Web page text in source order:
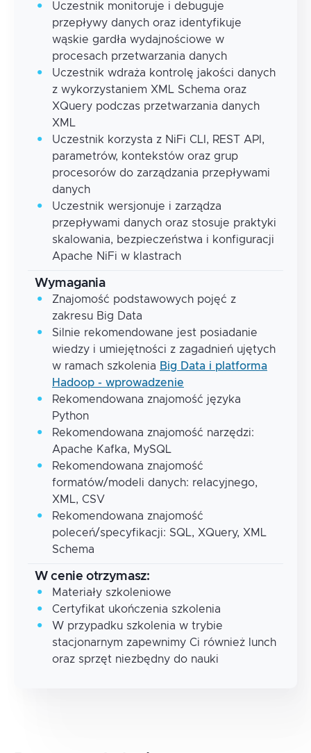
Uczestnik monitoruje i debuguje
przepływy danych oraz identyfikuje
wąskie gardła wydajnościowe w
procesach przetwarzania danych
Uczestnik wdraża kontrolę jakości danych
z wykorzystaniem XML Schema oraz
XQuery podczas przetwarzania danych
XML
Uczestnik korzysta z NiFi CLI, REST API,
parametrów, kontekstów oraz grup
procesorów do zarządzania przepływami
danych
Uczestnik wersjonuje i zarządza
przepływami danych oraz stosuje praktyki
skalowania, bezpieczeństwa i konfiguracji
Apache NiFi w klastrach
Wymagania
Znajomość podstawowych pojęć z
zakresu Big Data
Silnie rekomendowane jest posiadanie
wiedzy i umiejętności z zagadnień ujętych
w ramach szkolenia Big Data i platforma
Hadoop - wprowadzenie
Rekomendowana znajomość języka
Python
Rekomendowana znajomość narzędzi:
Apache Kafka, MySQL
Rekomendowana znajomość
formatów/modeli danych: relacyjnego,
XML, CSV
Rekomendowana znajomość
poleceń/specyfikacji: SQL, XQuery, XML
Schema
W cenie otrzymasz:
Materiały szkoleniowe
Certyfikat ukończenia szkolenia
W przypadku szkolenia w trybie
stacjonarnym zapewnimy Ci również lunch
oraz sprzęt niezbędny do nauki